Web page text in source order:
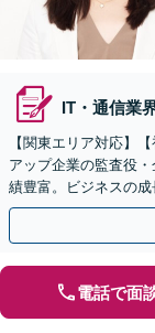
IT・通信業
【関東エリア対応】
アップ企業の監査役
績豊富。ビジネスの
ンスに関するご相談
電話で面